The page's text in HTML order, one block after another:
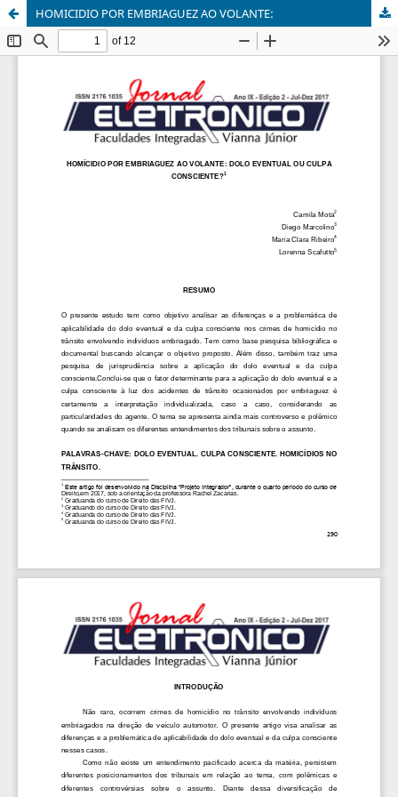
HOMICIDIO POR EMBRIAGUEZ AO VOLANTE: